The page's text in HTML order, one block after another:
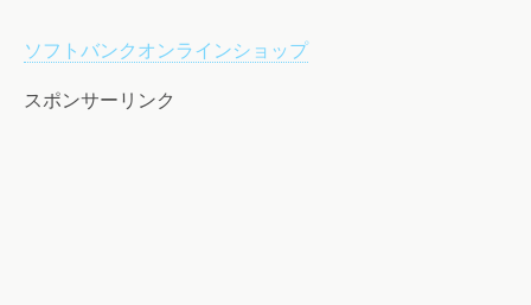
ソフトバンクオンラインショップ
スポンサーリンク